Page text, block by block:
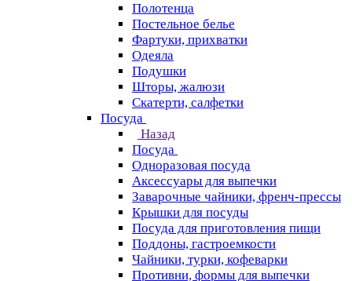
Полотенца
Постельное белье
Фартуки, прихватки
Одеяла
Подушки
Шторы, жалюзи
Скатерти, салфетки
Посуда
Назад
Посуда
Одноразовая посуда
Аксессуары для выпечки
Заварочные чайники, френч-прессы
Крышки для посуды
Посуда для приготовления пищи
Поддоны, гастроемкости
Чайники, турки, кофеварки
Противни, формы для выпечки